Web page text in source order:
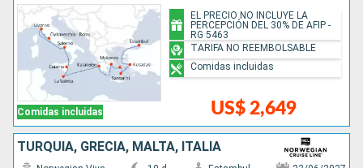
Comidas incluidas US$ 2,649
EL PRECIO NO INCLUYE LA
PERCEPCIÓN DEL 30% DE AFIP -
RG 5463
TARIFA NO REEMBOLSABLE
Comidas incluidas
TURQUÍA, GRECIA, MALTA, ITALIA